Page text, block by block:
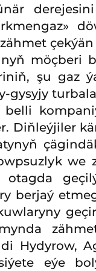
möçberi
şu gaz
gysyjy
Diňleýjiler
we
berjaý
Hydyrow,
eýe